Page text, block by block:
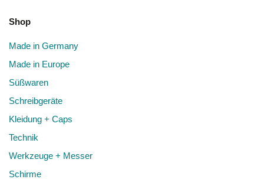
Shop
Made in Germany
Made in Europe
Süßwaren
Schreibgeräte
Kleidung + Caps
Technik
Werkzeuge + Messer
Schirme